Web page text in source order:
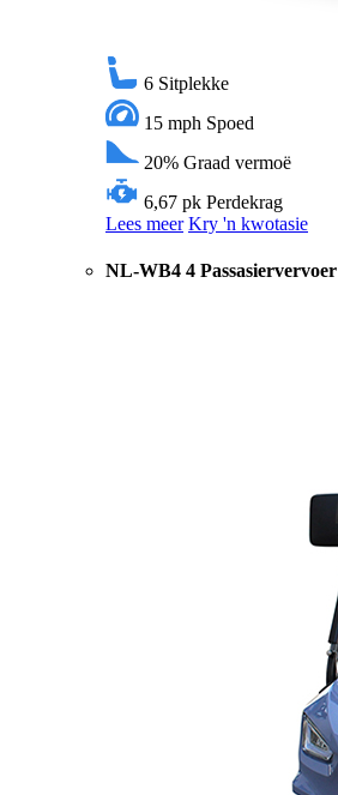
6 Sitplekke
15 mph Spoed
20% Graad vermoë
6,67 pk Perdekrag
Lees meer Kry 'n kwotasie
NL-WB4 4 Passasiervervoer